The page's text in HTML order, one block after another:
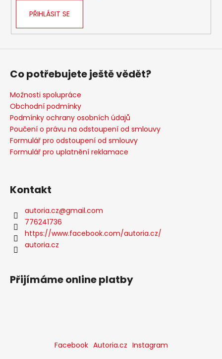
PŘIHLÁSIT SE
Co potřebujete ještě vědět?
Možnosti spolupráce
Obchodní podmínky
Podmínky ochrany osobních údajů
Poučení o právu na odstoupení od smlouvy
Formulář pro odstoupení od smlouvy
Formulář pro uplatnění reklamace
Kontakt
autoria.cz@gmail.com
776241736
https://www.facebook.com/autoria.cz/
autoria.cz
Přijímáme online platby
Facebook Autoria.cz Instagram